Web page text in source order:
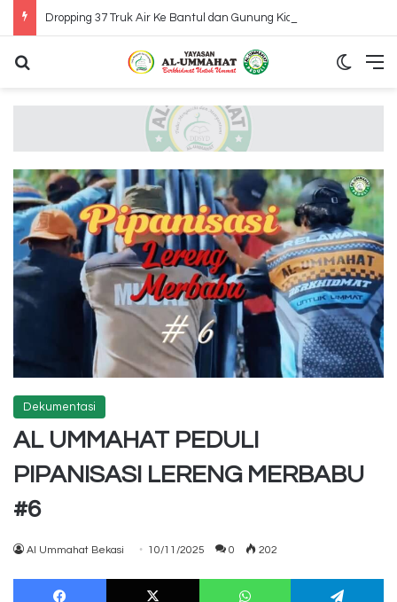
Dropping 37 Truk Air Ke Bantul dan Gunung Kidul Yogyakarta
Dekumentasi
AL UMMAHAT PEDULI
PIPANISASI LERENG MERBABU
#6
Al Ummahat Bekasi 10/11/2025 0 202
Facebook X WhatsApp